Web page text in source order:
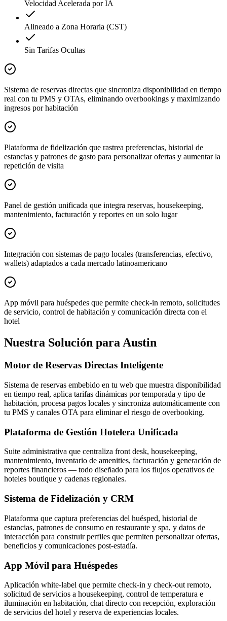
Velocidad Acelerada por IA
Alineado a Zona Horaria (CST)
Sin Tarifas Ocultas
Sistema de reservas directas que sincroniza disponibilidad en tiempo
real con tu PMS y OTAs, eliminando overbookings y maximizando
ingresos por habitación
Plataforma de fidelización que rastrea preferencias, historial de
estancias y patrones de gasto para personalizar ofertas y aumentar la
repetición de visita
Panel de gestión unificada que integra reservas, housekeeping,
mantenimiento, facturación y reportes en un solo lugar
Integración con sistemas de pago locales (transferencias, efectivo,
wallets) adaptados a cada mercado latinoamericano
App móvil para huéspedes que permite check-in remoto, solicitudes
de servicio, control de habitación y comunicación directa con el
hotel
Nuestra Solución para Austin
Motor de Reservas Directas Inteligente
Sistema de reservas embebido en tu web que muestra disponibilidad
en tiempo real, aplica tarifas dinámicas por temporada y tipo de
habitación, procesa pagos locales y sincroniza automáticamente con
tu PMS y canales OTA para eliminar el riesgo de overbooking.
Plataforma de Gestión Hotelera Unificada
Suite administrativa que centraliza front desk, housekeeping,
mantenimiento, inventario de amenities, facturación y generación de
reportes financieros — todo diseñado para los flujos operativos de
hoteles boutique y cadenas regionales.
Sistema de Fidelización y CRM
Plataforma que captura preferencias del huésped, historial de
estancias, patrones de consumo en restaurante y spa, y datos de
interacción para construir perfiles que permiten personalizar ofertas,
beneficios y comunicaciones post-estadía.
App Móvil para Huéspedes
Aplicación white-label que permite check-in y check-out remoto,
solicitud de servicios a housekeeping, control de temperatura e
iluminación en habitación, chat directo con recepción, exploración
de servicios del hotel y reserva de experiencias locales.